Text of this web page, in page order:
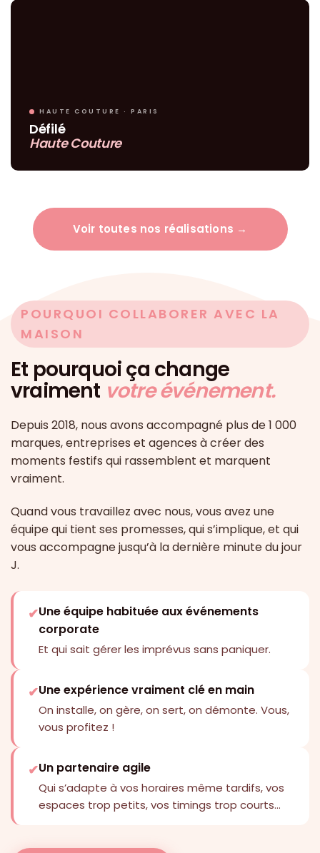
HAUTE COUTURE · PARIS
Défilé
Haute Couture
Voir toutes nos réalisations →
POURQUOI COLLABORER AVEC LA
MAISON
Et pourquoi ça change
vraiment votre événement.
Depuis 2018, nous avons accompagné plus de 1 000
marques, entreprises et agences à créer des
moments festifs qui rassemblent et marquent
vraiment.
Quand vous travaillez avec nous, vous avez une
équipe qui tient ses promesses, qui s’implique, et qui
vous accompagne jusqu’à la dernière minute du jour
J.
✔Une équipe habituée aux événements
corporate
Et qui sait gérer les imprévus sans paniquer.
✔Une expérience vraiment clé en main
On installe, on gère, on sert, on démonte. Vous,
vous profitez !
✔Un partenaire agile
Qui s’adapte à vos horaires même tardifs, vos
espaces trop petits, vos timings trop courts…